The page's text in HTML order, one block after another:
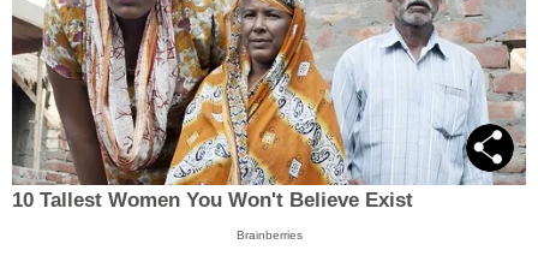
10 Tallest Women You Won't Believe Exist
Brainberries